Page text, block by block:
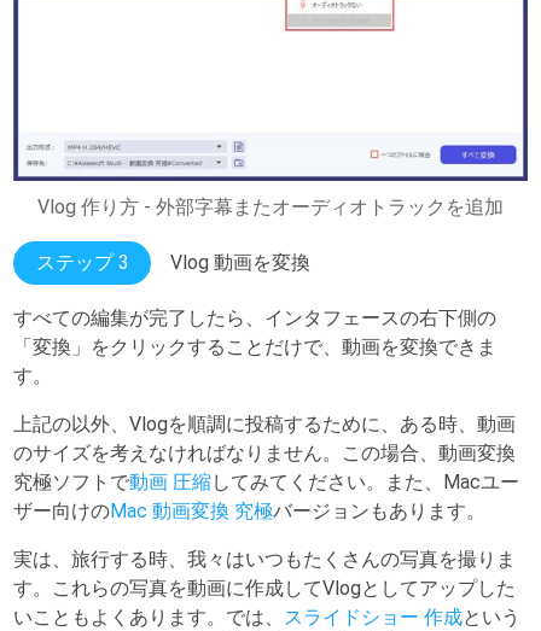
Vlog 作り方 - 外部字幕またオーディオトラックを追加
ステップ 3 Vlog 動画を変換
すべての編集が完了したら、インタフェースの右下側の
「変換」をクリックすることだけで、動画を変換できま
す。
上記の以外、Vlogを順調に投稿するために、ある時、動画
のサイズを考えなければなりません。この場合、動画変換
究極ソフトで動画 圧縮してみてください。また、Macユー
ザー向けのMac 動画変換 究極バージョンもあります。
実は、旅行する時、我々はいつもたくさんの写真を撮りま
す。これらの写真を動画に作成してVlogとしてアップした
いこともよくあります。では、 スライドショー 作成という